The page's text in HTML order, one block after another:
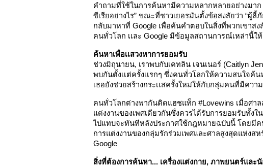
คำถามที่ใช้ในการค้นหามีความหลากหลายอย่างมาก
ซีเรียอย่างไร” ขณะที่ชาวเยอรมันตั้งข้อสงสัยว่า “ผู้
กลับมาหาที่ Google เพื่อค้นคำตอบในสิ่งที่พวกเขาส
คนทั่วโลก เเละ Google มีข้อมูลสถานการณ์เหล่านี้ใ
ค้นหาเพื่อเเสวงหาการยอมรับ
ช่วงมิถุนายน, เราพบกับเคทลิน เจนเนอร์ (Caitlyn
พบกันตั้งเเต่ครั้งเเรกๆ ซึ่งคนทั่วโลกให้ความสนใจค้น
เธอยังช่วยสร้างกระเเสครั้งใหม่ให้กับกลุ่มคนที่มีควา
คนทั่วโลกต่างพากันติดแฮชแท็ก #Lovewins เมื่อศา
แต่งงานของเพศเดียวกันซึ่งควรได้รับการยอมรับทั้ง
ไปแทบจะทันทีหลังประกาศใช้กฎหมายฉบับนี้ โดยมี
การแต่งงานของกลุ่มรักร่วมเพศและศาลสูงสุดแห่งส
Google
สิ่งที่ต้องการค้นหา... เครื่องแต่งกาย, ภาพยนตร์และนั